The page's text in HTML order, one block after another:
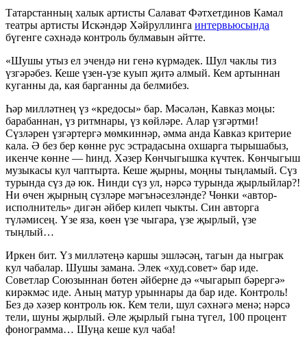
Татарстанның халык артисты Салават Фәтхетдинов Камал
театры артисты Искәндәр Хәйруллинга интервьюсында
бүгенге сәхнәдә контроль булмавын әйтте.
«Шушы утыз ел эчендә ни генә күрмәдек. Шул чаклы тиз
үзгәрәбез. Кеше үзен-үзе куып җитә алмый. Кем артыннан
куганны да, кая барганны да белмибез.
Һәр милләтнең үз «кредосы» бар. Мәсәлән, Кавказ моңы:
барабаннан, үз ритмнары, үз көйләре. Алар үзгәртми!
Сүзләрен үзгәртергә мөмкиннәр, әмма анда Кавказ критерие
кала. Ә без бер көнне рус эстрадасына охшарга тырышабыз,
икенче көнне — һинд. Хәзер Көнчыгышка күчтек. Көнчыгыш
музыкасы кул чаптырта. Кеше җырны, моңны тыңламый. Сүз
турында сүз дә юк. Нинди сүз ул, нәрсә турында җырлыйлар?!
Ни өчен җырның сүзләре мәгънәсезләнде? Чөнки «автор-
исполнитель» дигән әйбер килеп чыкты. Син авторга
түләмисең. Үзе яза, көен үзе чыгара, үзе җырлый, үзе
тыңлый…
Иркен бит. Үз милләтеңә каршы эшләсәң, тагын да ныграк
кул чабалар. Шушы замана. Элек «худ.совет» бар иде.
Советлар Союзыннан бөтен әйберне дә «чыгарып бәрергә»
кирәкмәс иде. Аның матур урыннары да бар иде. Контроль!
Без дә хәзер контроль юк. Кем тели, шул сәхнәгә менә; нәрсә
тели, шуны җырлый. Әле җырлый гына түгел, 100 процент
фонограмма… Шуңа кеше кул чаба!